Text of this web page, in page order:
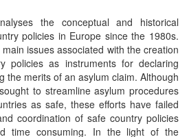
the conceptual and historical
policies in Europe since the 1980s.
issues associated with the creation
policies as instruments for declaring
the merits of an asylum claim. Although
to streamline asylum procedures
as safe, these efforts have failed
coordination of safe country policies
time consuming. In the light of the